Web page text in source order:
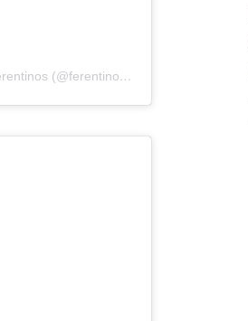
Η δημοσίευση κοινοποιήθηκε από το χρήστη Christos Ferentinos (@ferentinos_christos)